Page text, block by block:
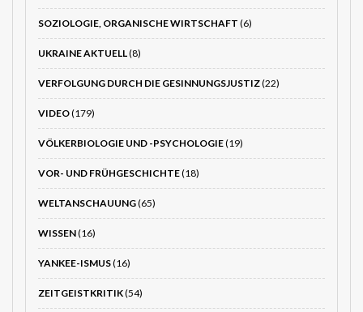
SOZIOLOGIE, ORGANISCHE WIRTSCHAFT (6)
UKRAINE AKTUELL(8)
VERFOLGUNG DURCH DIE GESINNUNGSJUSTIZ(22)
VIDEO(179)
VÖLKERBIOLOGIE UND -PSYCHOLOGIE(19)
VOR- UND FRÜHGESCHICHTE(18)
WELTANSCHAUUNG(65)
WISSEN(16)
YANKEE-ISMUS(16)
ZEITGEISTKRITIK(54)